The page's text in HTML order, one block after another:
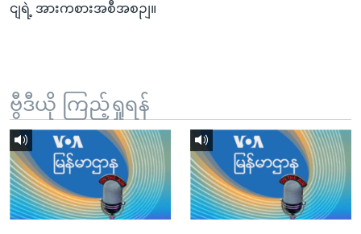
ငျရဲ့ အားကစားအစီအစဉျ။
ဗွီဒီယို ကြည့်ရှုရန်